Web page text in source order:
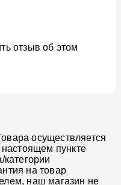
отзыв об этом
осуществляется
настоящем пункте
категории
на товар
наш магазин не